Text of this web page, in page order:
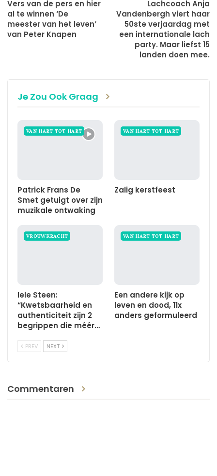
Vers van de pers en hier
al te winnen ‘De
meester van het leven’
van Peter Knapen
Lachcoach Anja
Vandenbergh viert haar
50ste verjaardag met
een internationale lach
party. Maar liefst 15
landen doen mee.
Je Zou Ook Graag
VAN HART TOT HART
Patrick Frans De
Smet getuigt over zijn
muzikale ontwaking
VAN HART TOT HART
Zalig kerstfeest
VROUWKRACHT
Iele Steen:
“Kwetsbaarheid en
authenticiteit zijn 2
begrippen die méér…
VAN HART TOT HART
Een andere kijk op
leven en dood, 11x
anders geformuleerd
PREV NEXT
Commentaren